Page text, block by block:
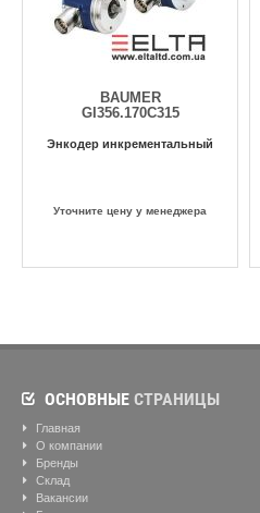
BAUMER
GI356.170C315
Энкодер инкрементальный
Уточните цену у менеджера
ОСНОВНЫЕ СТРАНИЦЫ
Главная
О компании
Бренды
Склад
Вакансии